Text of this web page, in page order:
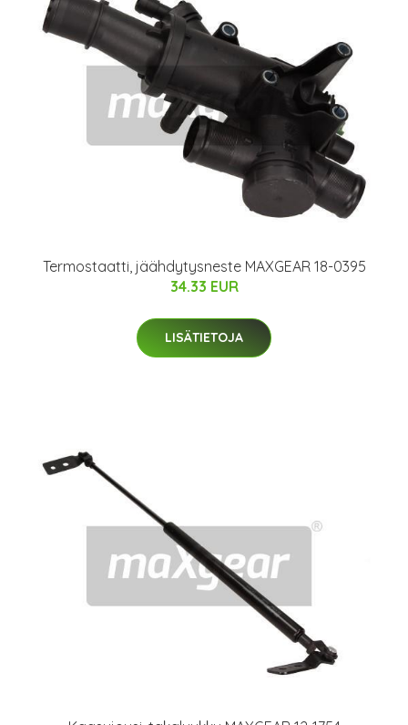
Termostaatti, jäähdytysneste MAXGEAR 18-0395
34.33 EUR
LISÄTIETOJA